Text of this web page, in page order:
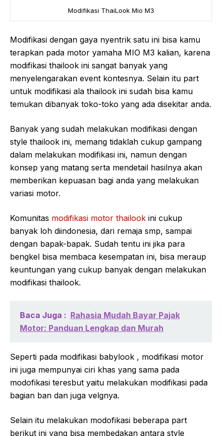
Modifikasi ThaiLook Mio M3
Modifikasi dengan gaya nyentrik satu ini bisa kamu
terapkan pada motor yamaha MIO M3 kalian, karena
modifikasi thailook ini sangat banyak yang
menyelengarakan event kontesnya. Selain itu part
untuk modifikasi ala thailook ini sudah bisa kamu
temukan dibanyak toko-toko yang ada disekitar anda.
Banyak yang sudah melakukan modifikasi dengan
style thailook ini, memang tidaklah cukup gampang
dalam melakukan modifikasi ini, namun dengan
konsep yang matang serta mendetail hasilnya akan
memberikan kepuasan bagi anda yang melakukan
variasi motor.
Komunitas modifikasi motor thailook ini cukup
banyak loh diindonesia, dari remaja smp, sampai
dengan bapak-bapak. Sudah tentu ini jika para
bengkel bisa membaca kesempatan ini, bisa meraup
keuntungan yang cukup banyak dengan melakukan
modifikasi thailook.
Baca Juga : Rahasia Mudah Bayar Pajak
Motor: Panduan Lengkap dan Murah
Seperti pada modifikasi babylook , modifikasi motor
ini juga mempunyai ciri khas yang sama pada
modofikasi teresbut yaitu melakukan modifikasi pada
bagian ban dan juga velgnya.
Selain itu melakukan modofikasi beberapa part
berikut ini yang bisa membedakan antara style